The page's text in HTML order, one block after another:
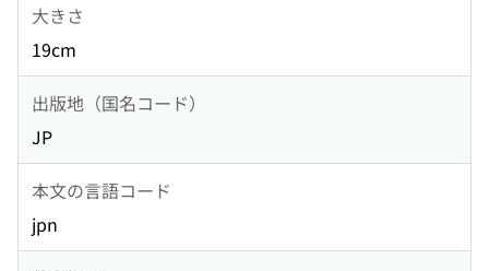
大きさ
19cm
出版地（国名コード）
JP
本文の言語コード
jpn